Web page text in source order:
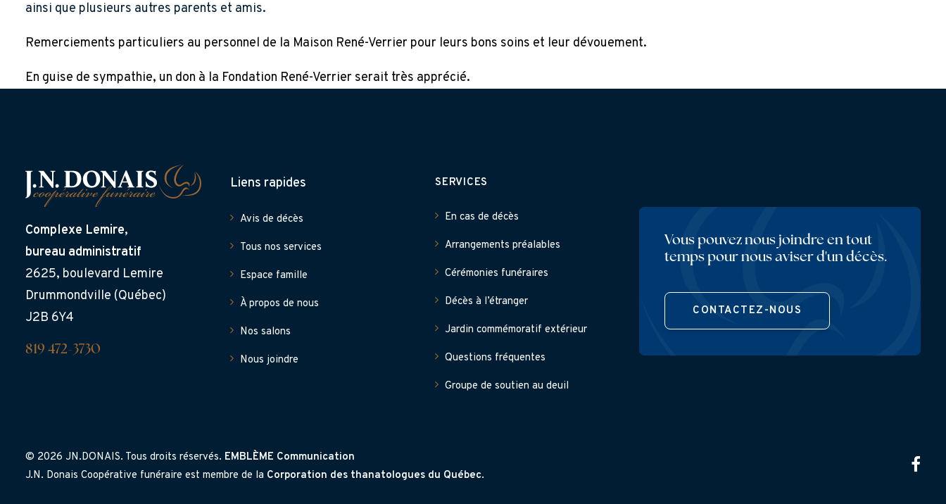
ainsi que plusieurs autres parents et amis.
Remerciements particuliers au personnel de la Maison René-Verrier pour leurs bons soins et leur dévouement.
En guise de sympathie, un don à la Fondation René-Verrier serait très apprécié.
Complexe Lemire,
bureau administratif
2625, boulevard Lemire
Drummondville (Québec)
J2B 6Y4
819 472-3730
Liens rapides
Avis de décès
Tous nos services
Espace famille
À propos de nous
Nos salons
Nous joindre
SERVICES
En cas de décès
Arrangements préalables
Cérémonies funéraires
Décès à l’étranger
Jardin commémoratif extérieur
Questions fréquentes
Groupe de soutien au deuil
Vous pouvez nous joindre en tout
temps pour nous aviser d'un décès.
CONTACTEZ-NOUS
© 2026 JN.DONAIS. Tous droits réservés. EMBLÈME Communication
J.N. Donais Coopérative funéraire est membre de la Corporation des thanatologues du Québec.